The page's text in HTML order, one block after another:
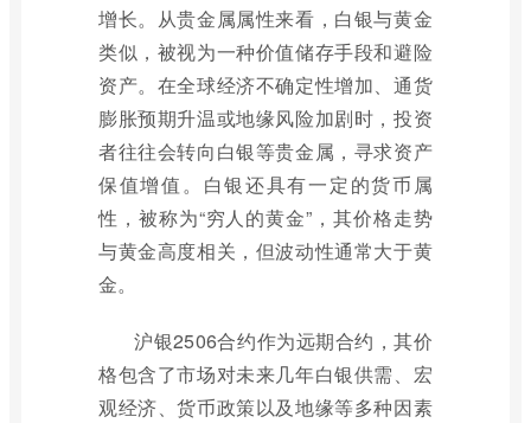
增长。从贵金属属性来看，白银与黄金
类似，被视为一种价值储存手段和避险
资产。在全球经济不确定性增加、通货
膨胀预期升温或地缘风险加剧时，投资
者往往会转向白银等贵金属，寻求资产
保值增值。白银还具有一定的货币属
性，被称为“穷人的黄金”，其价格走势
与黄金高度相关，但波动性通常大于黄
金。
沪银2506合约作为远期合约，其价
格包含了市场对未来几年白银供需、宏
观经济、货币政策以及地缘等多种因素